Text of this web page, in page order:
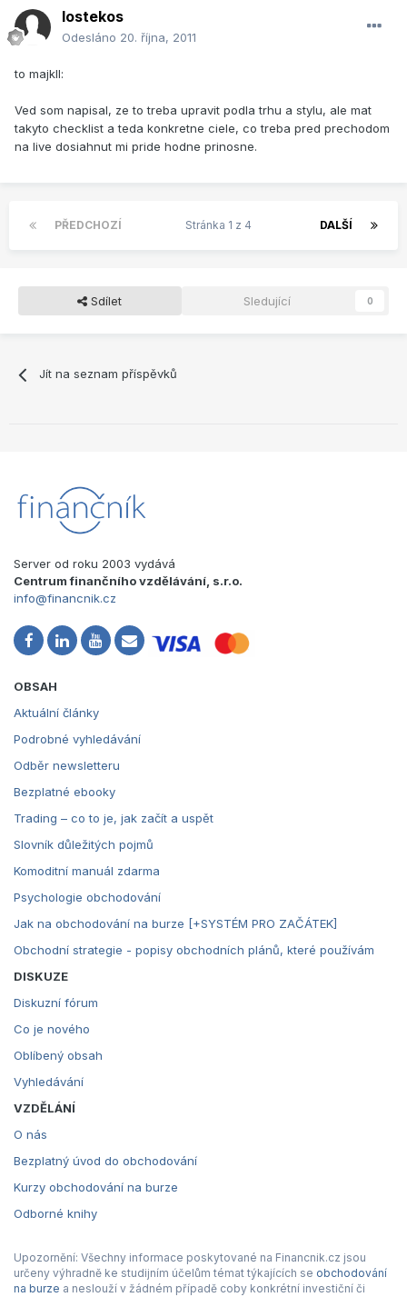
lostekos
Odesláno 20. října, 2011
to majkll:
Ved som napisal, ze to treba upravit podla trhu a stylu, ale mat
takyto checklist a teda konkretne ciele, co treba pred prechodom
na live dosiahnut mi pride hodne prinosne.
PŘEDCHOZÍ DALŠÍ
Stránka 1 z 4
Sdílet Sledující 0
Jít na seznam příspěvků
Server od roku 2003 vydává
Centrum finančního vzdělávání, s.r.o.
info@financnik.cz
OBSAH
Aktuální články
Podrobné vyhledávání
Odběr newsletteru
Bezplatné ebooky
Trading – co to je, jak začít a uspět
Slovník důležitých pojmů
Komoditní manuál zdarma
Psychologie obchodování
Jak na obchodování na burze [+SYSTÉM PRO ZAČÁTEK]
Obchodní strategie - popisy obchodních plánů, které používám
DISKUZE
Diskuzní fórum
Co je nového
Oblíbený obsah
Vyhledávání
VZDĚLÁNÍ
O nás
Bezplatný úvod do obchodování
Kurzy obchodování na burze
Odborné knihy
Upozornění: Všechny informace poskytované na Financnik.cz jsou
určeny výhradně ke studijním účelům témat týkajících se obchodování
na burze a neslouží v žádném případě coby konkrétní investiční či